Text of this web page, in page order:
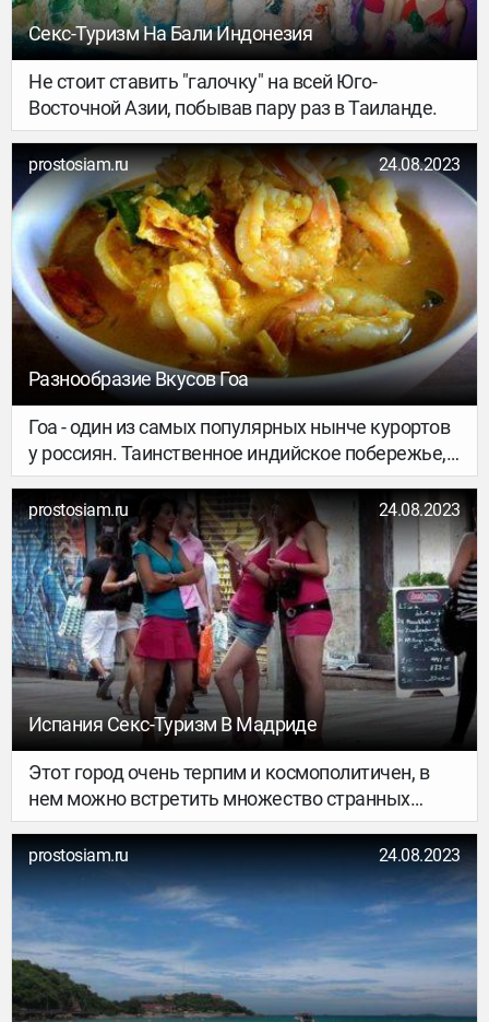
Секс-Туризм На Бали Индонезия
Не стоит ставить "галочку" на всей Юго-
Восточной Азии, побывав пару раз в Таиланде.
prostosiam.ru 24.08.2023
Разнообразие Вкусов Гоа
Гоа - один из самых популярных нынче курортов
у россиян. Таинственное индийское побережье,
океан, солнце, пальмы - что еще нужно туристу,
затосковавшему в суконно-посконной зиме?
prostosiam.ru 24.08.2023
Испания Секс-Туризм В Мадриде
Этот город очень терпим и космополитичен, в
нем можно встретить множество странных
персонажей, съехавшихся сюда со всего мира,
prostosiam.ru 24.08.2023